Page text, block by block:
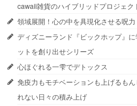
cawaii雑貨のハイブリッドプロジェク
領域展開！心の中を具現化させる呪力
ディズニーランド『ビックホップ』
ットを創り出せシリーズ
心ほぐれる一雫でデトックス
免疫力もモチベーションも上げるも
れない日々の積み上げ